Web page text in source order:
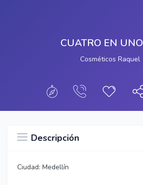
CUATRO EN UNO
Cosméticos Raquel
Descripción
Ciudad: Medellín